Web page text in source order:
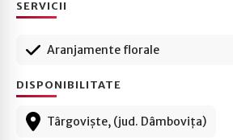
SERVICII
Aranjamente florale
DISPONIBILITATE
Târgoviște, (jud. Dâmbovița)